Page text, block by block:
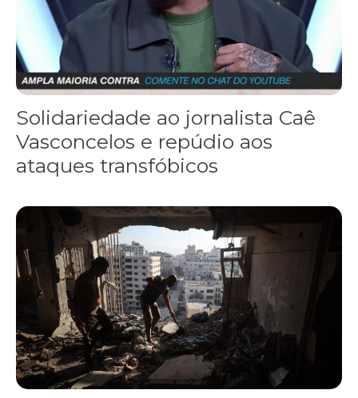
Solidariedade ao jornalista Caê
Vasconcelos e repúdio aos
ataques transfóbicos
“Funeral para toda Gaza” — enquanto o Conselho da Paz